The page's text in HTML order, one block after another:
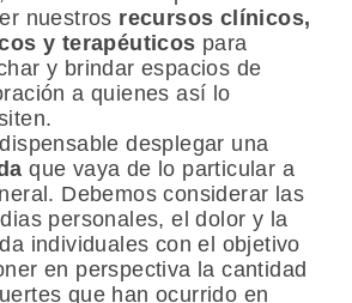
nuestros recursos clínicos,
y terapéuticos para
y brindar espacios de
a quienes así lo
desplegar una
que vaya de lo particular a
Debemos considerar las
personales, el dolor y la
individuales con el objetivo
en perspectiva la cantidad
que han ocurrido en